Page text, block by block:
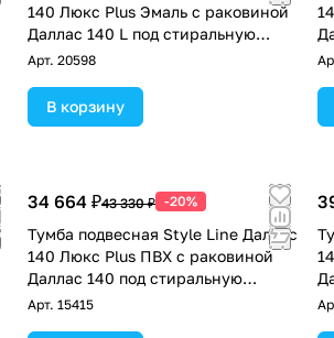
140 Люкс Plus Эмаль с раковиной
Даллас 140 L под стиральную
машину, два ящика, белая
Арт. 20598
В корзину
34 664 ₽43 330 ₽ -20%
Тумба подвесная Style Line Даллас
140 Люкс Plus ПВХ с раковиной
Даллас 140 под стиральную
машину, два ящика, правая, белая
Арт. 15415